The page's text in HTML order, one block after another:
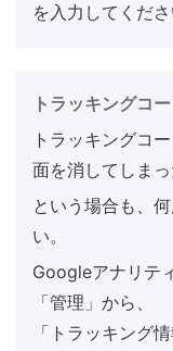
を入力してくださ
トラッキングコ
トラッキングコ
面を消してしまっ
という場合も、
い。
Googleアナリテ
「管理」から、
「トラッキング